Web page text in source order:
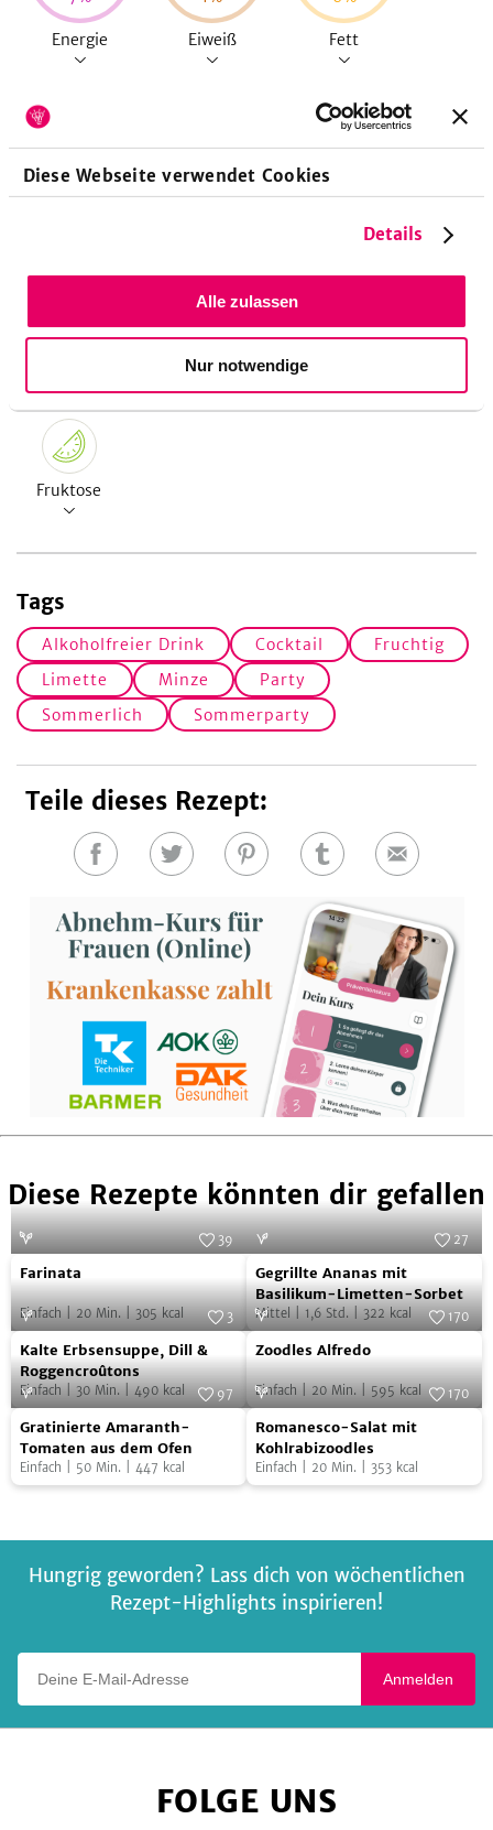
Diese Webseite verwendet Cookies
Details
Alle zulassen
Nur notwendige
Energie Eiweiß Fett
10%
Fruktose
Tags
Alkoholfreier Drink Cocktail
Fruchtig
Limette
Minze
Party
Sommerlich
Sommerparty
Teile dieses Rezept:
Auf
teilen
Auf
teilen
Auf
teilen
Auf
teilen
E-
Diese Rezepte könnten dir gefallen
Farinata
39
Farinata
Einfach 20 Min. 305 kcal
Gegrillte
Ananas
mit
Basilikum-
Limetten-
Sorbet
Foto:
27
Gegrillte Ananas mit
Basilikum-Limetten-Sorbet
Mittel 1,6 Std. 322 kcal
Kalte
Erbsensuppe,
Dill
&
Roggencroûtons
Simon Bajada
3
Kalte Erbsensuppe, Dill &
Roggencroûtons
Einfach 30 Min. 490 kcal
Zoodles
Alfredo
170
Zoodles Alfredo
Einfach 20 Min. 595 kcal
Gratinierte
Amaranth-
Tomaten
Foto:
97
Gratinierte Amaranth-
Tomaten aus dem Ofen
Einfach 50 Min. 447 kcal
Romanesco-
Salat
mit
Foto:SevenCooks
170
Romanesco-Salat mit
Kohlrabizoodles
Einfach 20 Min. 353 kcal
Hungrig geworden? Lass dich von wöchentlichen
Rezept-Highlights inspirieren!
Anmelden
FOLGE UNS